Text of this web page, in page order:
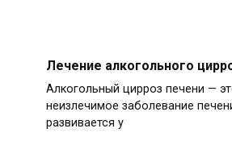
Лечение алкогольного
Алкогольный цирроз печени —
неизлечимое заболевание
развивается у